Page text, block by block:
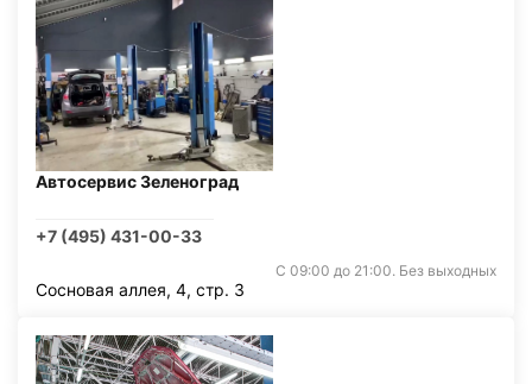
Автосервис Зеленоград
+7 (495) 431-00-33
С 09:00 до 21:00. Без выходных
Сосновая аллея, 4, стр. 3